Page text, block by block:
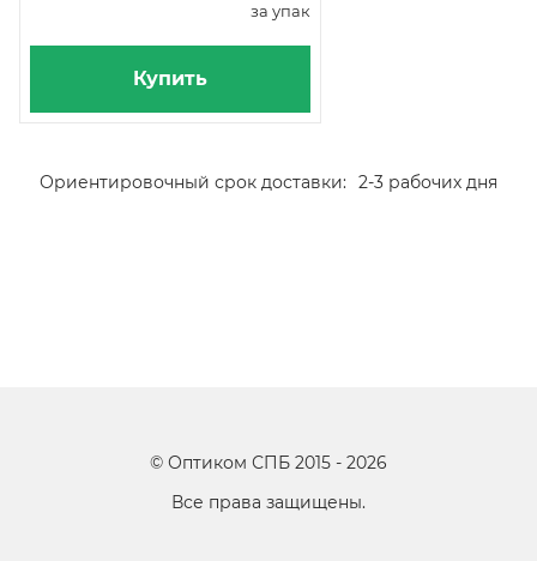
за упак
Купить
Ориентировочный срок доставки: 2-3 рабочих дня
© Оптиком СПБ 2015 - 2026
Все права защищены.